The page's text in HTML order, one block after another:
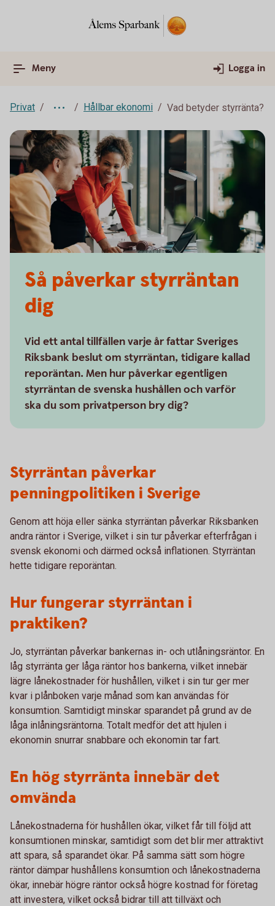
Meny Logga in
Privat Hållbar ekonomi Vad betyder styrränta?
Så påverkar styrräntan
dig
Vid ett antal tillfällen varje år fattar Sveriges
Riksbank beslut om styrräntan, tidigare kallad
reporäntan. Men hur påverkar egentligen
styrräntan de svenska hushållen och varför
ska du som privatperson bry dig?
Styrräntan påverkar
penningpolitiken i Sverige
Genom att höja eller sänka styrräntan påverkar Riksbanken
andra räntor i Sverige, vilket i sin tur påverkar efterfrågan i
svensk ekonomi och därmed också inflationen. Styrräntan
hette tidigare reporäntan.
Hur fungerar styrräntan i
praktiken?
Jo, styrräntan påverkar bankernas in- och utlåningsräntor. En
låg styrränta ger låga räntor hos bankerna, vilket innebär
lägre lånekostnader för hushållen, vilket i sin tur ger mer
kvar i plånboken varje månad som kan användas för
konsumtion. Samtidigt minskar sparandet på grund av de
låga inlåningsräntorna. Totalt medför det att hjulen i
ekonomin snurrar snabbare och ekonomin tar fart.
En hög styrränta innebär det
omvända
Lånekostnaderna för hushållen ökar, vilket får till följd att
konsumtionen minskar, samtidigt som det blir mer attraktivt
att spara, så sparandet ökar. På samma sätt som högre
räntor dämpar hushållens konsumtion och lånekostnaderna
ökar, innebär högre räntor också högre kostnad för företag
att investera, vilket också bidrar till att tillväxt och